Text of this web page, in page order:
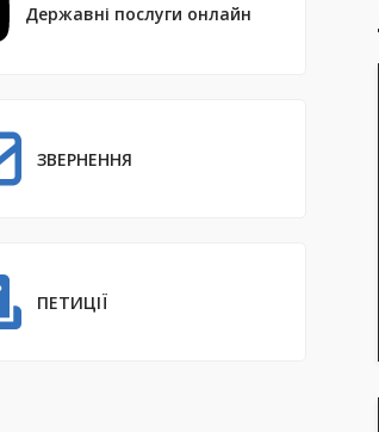
Державні послуги онлайн
ЗВЕРНЕННЯ
ПЕТИЦІЇ